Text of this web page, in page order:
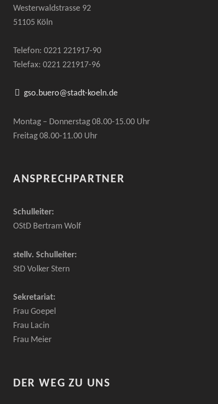
Westerwaldstrasse 92
51105 Köln
Telefon: 0221 221917-90
Telefax: 0221 221917-96
gso.buero@stadt-koeln.de
Montag – Donnerstag 08.00-15.00 Uhr
Freitag 08.00-11.00 Uhr
ANSPRECHPARTNER
Schulleiter:
OStD Bertram Wolf
stellv. Schulleiter:
StD Volker Stern
Sekretariat:
Frau Goepel
Frau Lacin
Frau Meier
DER WEG ZU UNS